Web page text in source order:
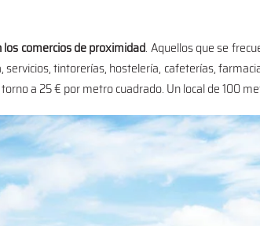
comercios de proximidad. Aquellos que se
tintorerías, hostelería, cafeterías,
a 25 € por metro cuadrado. Un local de 100